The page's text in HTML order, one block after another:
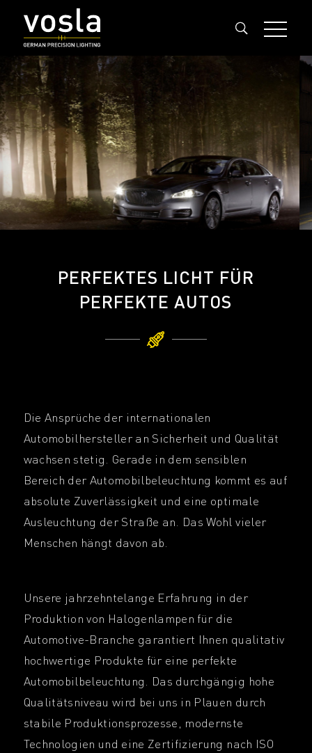
PERFEKTES LICHT FÜR
PERFEKTE AUTOS
Die Ansprüche der internationalen
Automobilhersteller an Sicherheit und Qualität
wachsen stetig. Gerade in dem sensiblen
Bereich der Automobilbeleuchtung kommt es auf
absolute Zuverlässigkeit und eine optimale
Ausleuchtung der Straße an. Das Wohl vieler
Menschen hängt davon ab.
Unsere jahrzehntelange Erfahrung in der
Produktion von Halogenlampen für die
Automotive-Branche garantiert Ihnen qualitativ
hochwertige Produkte für eine perfekte
Automobilbeleuchtung. Das durchgängig hohe
Qualitätsniveau wird bei uns in Plauen durch
stabile Produktionsprozesse, modernste
Technologien und eine Zertifizierung nach ISO